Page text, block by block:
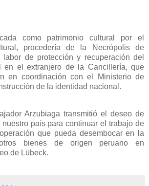
como patrimonio cultural por el
procedería de la Necrópolis de
labor de protección y recuperación del
en el extranjero de la Cancillería, que
en coordinación con el Ministerio de
de la identidad nacional.
Arzubiaga transmitió el deseo de
nuestro país para continuar el trabajo de
que pueda desembocar en la
bienes de origen peruano en
de Lübeck.